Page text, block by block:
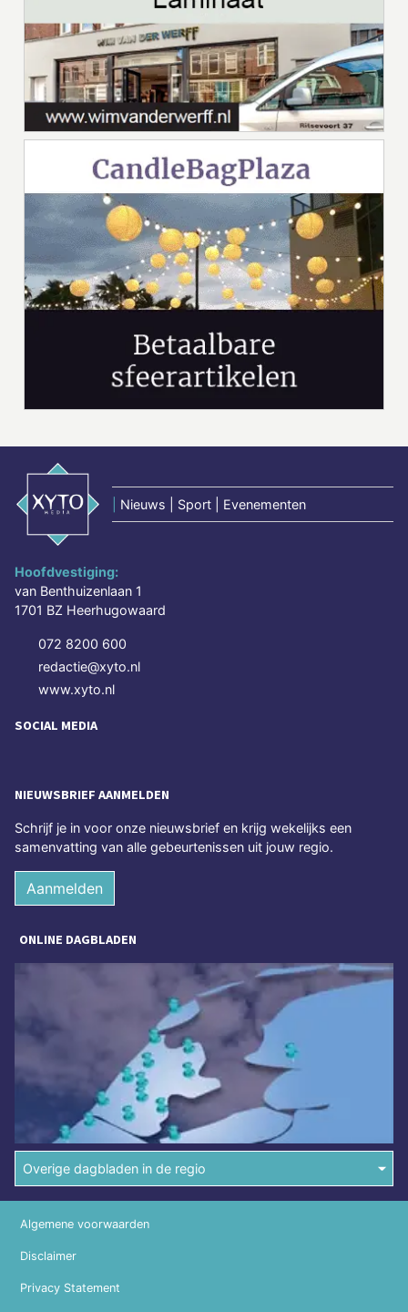
Nieuws | Sport | Evenementen
Hoofdvestiging:
van Benthuizenlaan 1
1701 BZ Heerhugowaard
072 8200 600
redactie@xyto.nl
www.xyto.nl
SOCIAL MEDIA
NIEUWSBRIEF AANMELDEN
Schrijf je in voor onze nieuwsbrief en krijg wekelijks een
samenvatting van alle gebeurtenissen uit jouw regio.
Aanmelden
ONLINE DAGBLADEN
Overige dagbladen in de regio
Algemene voorwaarden
Disclaimer
Privacy Statement